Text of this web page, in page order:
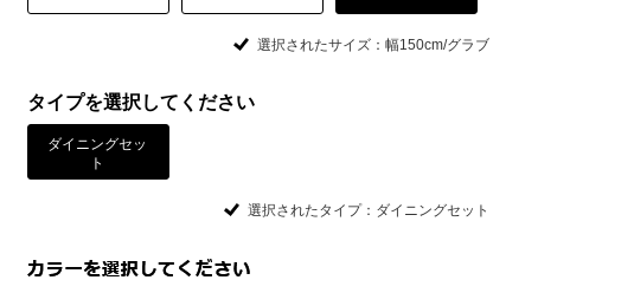
選択されたサイズ：幅150cm/グラブ
タイプを選択してください
ダイニングセッ
ト
選択されたタイプ：ダイニングセット